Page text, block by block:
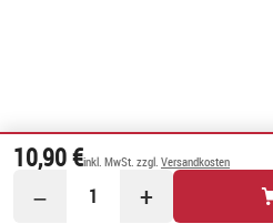
10,90 €inkl. MwSt. zzgl. Versandkosten
− 1 +